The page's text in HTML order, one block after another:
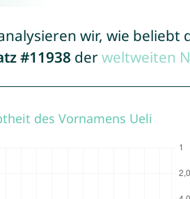
wir, wie beliebt
#11938 derweltweiten